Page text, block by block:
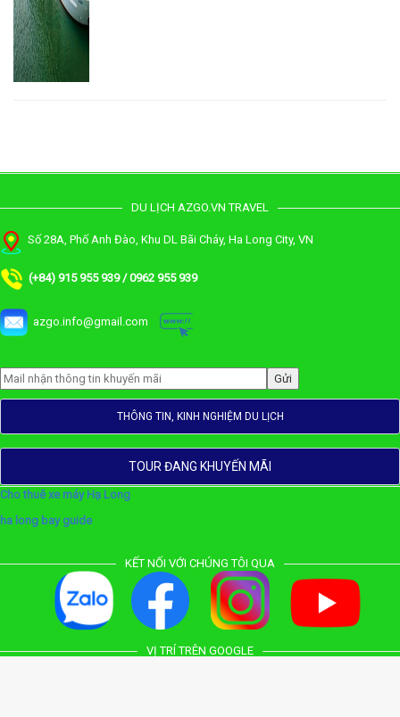
DU LỊCH AZGO.VN TRAVEL
Số 28A, Phố Anh Đào, Khu DL Bãi Cháy, Ha Long City, VN
(+84) 915 955 939 / 0962 955 939
azgo.info@gmail.com
THÔNG TIN, KINH NGHIỆM DU LỊCH
TOUR ĐANG KHUYẾN MÃI
Cho thuê xe máy Hạ Long
ha long bay guide
KẾT NỐI VỚI CHÚNG TÔI QUA
VỊ TRÍ TRÊN GOOGLE